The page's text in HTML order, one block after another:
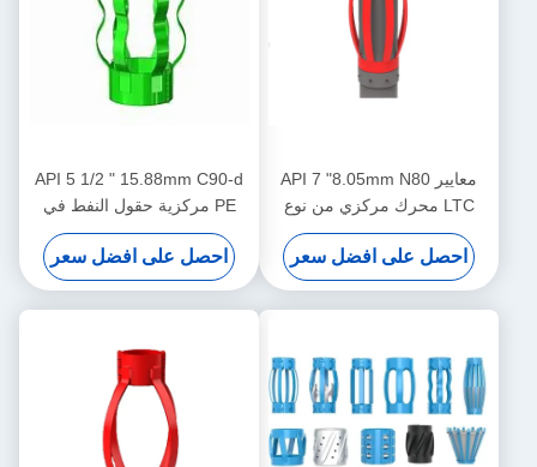
معايير API 7 "8.05mm N80
LTC محرك مركزي من نوع
دبوس للحد من نقل محرك
المركز في عمليات النفط والغاز
احصل على افضل سعر
API 5 1/2 " 15.88mm C90-d
PE مركزية حقول النفط في
عمليات النفط والغاز
احصل على افضل سعر